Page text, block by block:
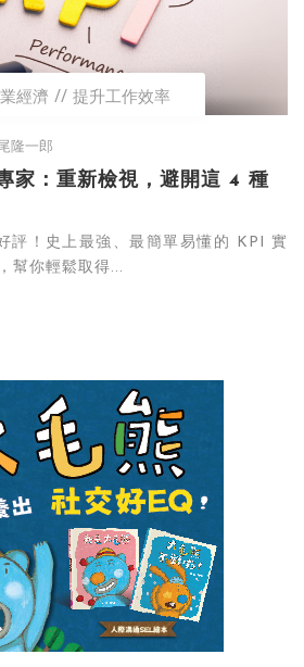
經濟 提升工作效率
隆一郎
家：重新檢視，避開這 4 種
評！史上最強、最簡單易懂的 KPI 實
幫你輕鬆取得...